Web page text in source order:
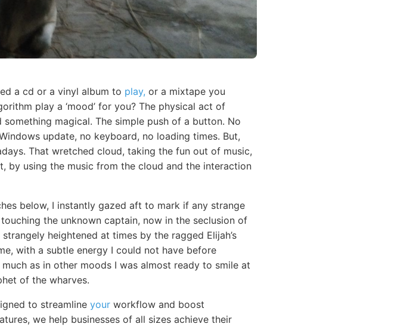
a cd or a vinyl album to play, or a mixtape you
play a ‘mood’ for you? The physical act of
something magical. The simple push of a button. No
update, no keyboard, no loading times. But,
That wretched cloud, taking the fun out of music,
by using the music from the cloud and the interaction
below, I instantly gazed aft to mark if any strange
the unknown captain, now in the seclusion of
heightened at times by the ragged Elijah’s
with a subtle energy I could not have before
as in other moods I was almost ready to smile at
of the wharves.
to streamline your workflow and boost
we help businesses of all sizes achieve their